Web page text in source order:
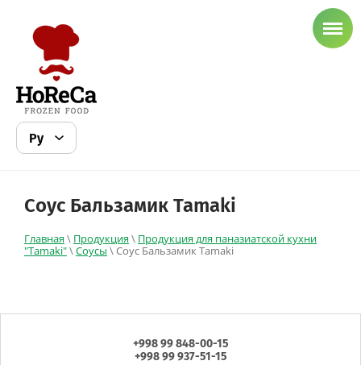
Соус Бальзамик Tamaki
Главная\ Продукция\ Продукция для паназиатской кухни
"Tamaki"\Соусы \ Соус Бальзамик Tamaki
+998 99 848-00-15
+998 99 937-51-15